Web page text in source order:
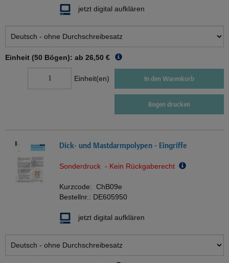
jetzt digital aufklären
Einheit (50 Bögen): ab 26,50 €
Einheit(en) In den Warenkorb
Bogen drucken
Dick- und Mastdarmpolypen - Eingriffe
Sonderdruck - Kein Rückgaberecht
Kurzcode: ChB09e
Bestellnr.: DE605950
jetzt digital aufklären